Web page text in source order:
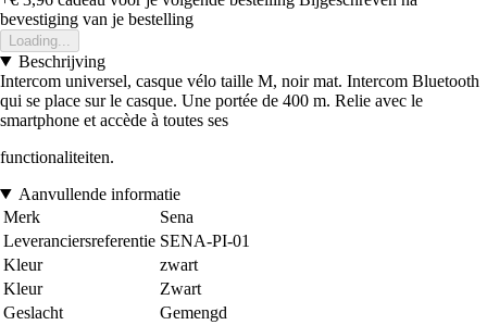
bevestiging van je bestelling
Loading...
Beschrijving
Intercom universel, casque vélo taille M, noir mat. Intercom Bluetooth
qui se place sur le casque. Une portée de 400 m. Relie avec le
smartphone et accède à toutes ses
functionaliteiten.
Aanvullende informatie
Merk
Sena
Leveranciersreferentie SENA-PI-01
Kleur
zwart
Kleur
Zwart
Geslacht
Gemengd